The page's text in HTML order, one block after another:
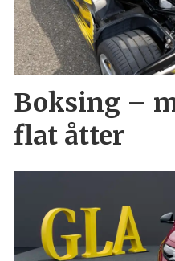
Boksing –
flat åtter